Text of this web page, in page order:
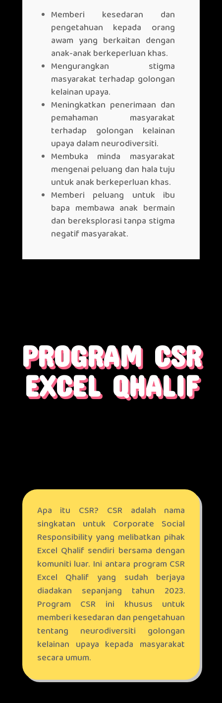
OBJEKTIF
PROGRAM
Memberi kesedaran dan
pengetahuan kepada orang
awam yang berkaitan dengan
anak-anak berkeperluan khas.
Mengurangkan stigma
masyarakat terhadap golongan
kelainan upaya.
Meningkatkan penerimaan dan
pemahaman masyarakat
terhadap golongan kelainan
upaya dalam neurodiversiti.
Membuka minda masyarakat
mengenai peluang dan hala tuju
untuk anak berkeperluan khas.
Memberi peluang untuk ibu
bapa membawa anak bermain
dan bereksplorasi tanpa stigma
negatif masyarakat.
PROGRAM CSR
EXCEL QHALIF
Apa itu CSR? CSR adalah nama
singkatan untuk Corporate Social
Responsibility yang melibatkan pihak
Excel Qhalif sendiri bersama dengan
komuniti luar. Ini antara program CSR
Excel Qhalif yang sudah berjaya
diadakan sepanjang tahun 2023.
Program CSR ini khusus untuk
memberi kesedaran dan pengetahuan
tentang neurodiversiti golongan
kelainan upaya kepada masyarakat
secara umum.